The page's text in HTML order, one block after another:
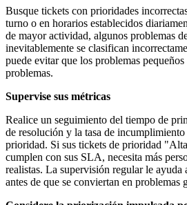
Busque tickets con prioridades
turno o en horarios establecidos
de mayor actividad, algunos problemas
inevitablemente se clasifican
puede evitar que los problemas
problemas.
Supervise sus métricas
Realice un seguimiento del tiempo de
de resolución y la tasa de
prioridad. Si sus tickets de prioridad
cumplen con sus SLA, necesita más
realistas. La supervisión regular le ayuda
antes de que se conviertan en problemas